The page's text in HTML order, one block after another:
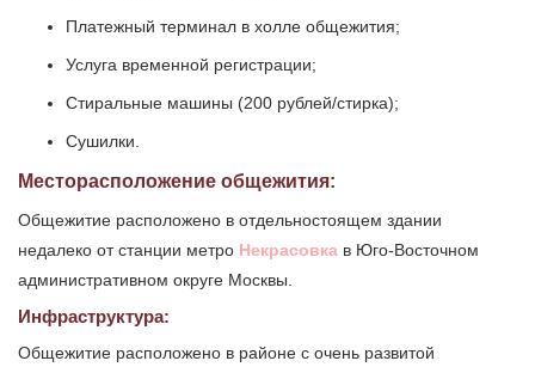
Платежный терминал в холле общежития;
Услуга временной регистрации;
Стиральные машины (200 рублей/стирка);
Сушилки.
Месторасположение общежития:
Общежитие расположено в отдельностоящем здании
недалеко от станции метро Некрасовка в Юго-Восточном
административном округе Москвы.
Инфраструктура:
Общежитие расположено в районе с очень развитой